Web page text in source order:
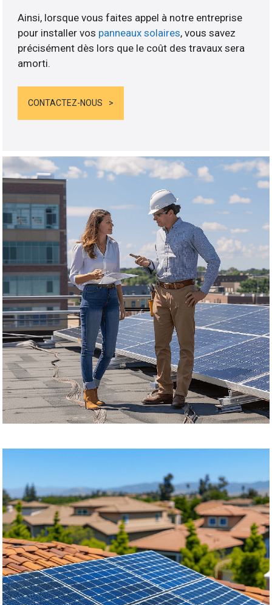
Ainsi, lorsque vous faites appel à notre entreprise
pour installer vos panneaux solaires, vous savez
précisément dès lors que le coût des travaux sera
amorti.
CONTACTEZ-NOUS